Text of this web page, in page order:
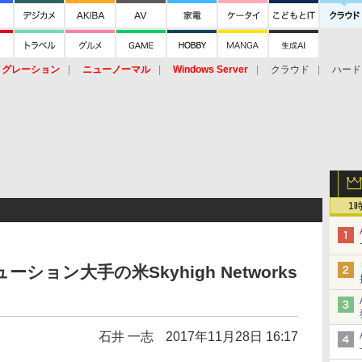
レーション ニューノーマル Windows Server クラウド
ハー
1
ーション大手の米Skyhigh Networks
石井 一志 2017年11月28日 16:17